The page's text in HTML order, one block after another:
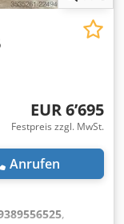
EUR 6’695
Festpreis zzgl. MwSt.
Anrufen
,